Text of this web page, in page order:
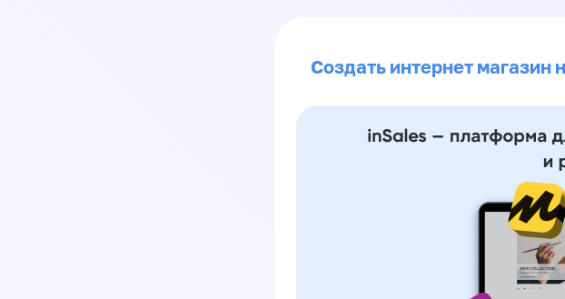
Создать интернет магазин